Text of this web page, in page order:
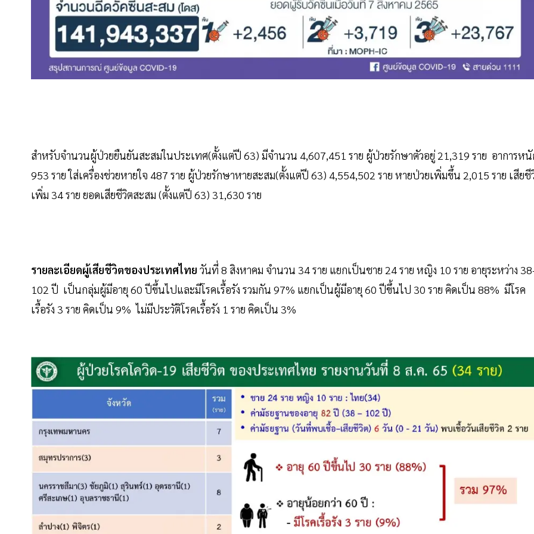
สำหรับจำนวนผู้ป่วยยืนยันสะสมในประเทศ(ตั้งแต่ปี 63) มีจำนวน 4,607,451 ราย ผู้ป่วยรักษาตัวอยู่ 21,319 ราย อาการห
953 ราย ใส่เครื่องช่วยหายใจ 487 ราย ผู้ป่วยรักษาหายสะสม(ตั้งแต่ปี 63) 4,554,502 ราย หายป่วยเพิ่มขึ้น 2,015 ราย เสียชี
เพิ่ม 34 ราย ยอดเสียชีวิตสะสม (ตั้งแต่ปี 63) 31,630 ราย
รายละเอียดผู้เสียชีวิตของประเทศไทย วันที่ 8 สิงหาคม จำนวน 34 ราย แยกเป็นชาย 24 ราย หญิง 10 ราย อายุระหว่าง
102 ปี เป็นกลุ่มผู้มีอายุ 60 ปีขึ้นไปและมีโรคเรื้อรัง รวมกัน 97% แยกเป็นผู้มีอายุ 60 ปีขึ้นไป 30 ราย คิดเป็น 88% มีโรค
เรื้อรัง 3 ราย คิดเป็น 9% ไม่มีประวัติโรคเรื้อรัง 1 ราย คิดเป็น 3%